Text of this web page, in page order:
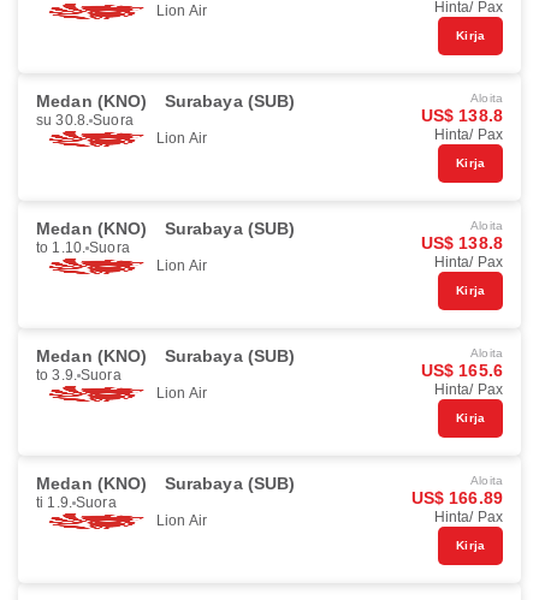
Lion Air
Hinta/ Pax
Kirja
Medan (KNO) Surabaya (SUB)
su 30.8. Suora
Lion Air
Aloita
US$ 138.8
Hinta/ Pax
Kirja
Medan (KNO) Surabaya (SUB)
to 1.10. Suora
Lion Air
Aloita
US$ 138.8
Hinta/ Pax
Kirja
Medan (KNO) Surabaya (SUB)
to 3.9. Suora
Lion Air
Aloita
US$ 165.6
Hinta/ Pax
Kirja
Medan (KNO) Surabaya (SUB)
ti 1.9. Suora
Lion Air
Aloita
US$ 166.89
Hinta/ Pax
Kirja